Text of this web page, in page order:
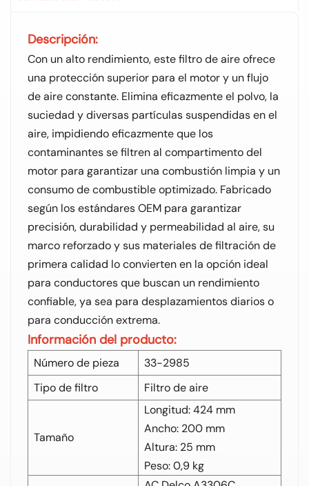
Descripción:
Con un alto rendimiento, este filtro de aire ofrece
una protección superior para el motor y un flujo
de aire constante. Elimina eficazmente el polvo, la
suciedad y diversas partículas suspendidas en el
aire, impidiendo eficazmente que los
contaminantes se filtren al compartimento del
motor para garantizar una combustión limpia y un
consumo de combustible optimizado. Fabricado
según los estándares OEM para garantizar
precisión, durabilidad y permeabilidad al aire, su
marco reforzado y sus materiales de filtración de
primera calidad lo convierten en la opción ideal
para conductores que buscan un rendimiento
confiable, ya sea para desplazamientos diarios o
para conducción extrema.
Información del producto:
Número de pieza
33-2985
Tipo de filtro
Filtro de aire
Tamaño
Longitud: 424 mm
Ancho: 200 mm
Altura: 25 mm
Peso: 0,9 kg